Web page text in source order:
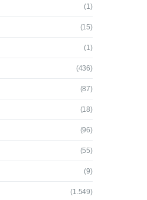
(1)
(15)
(1)
(436)
(87)
(18)
(96)
(55)
(9)
(1.549)